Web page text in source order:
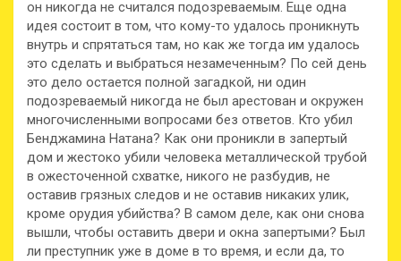
он никогда не считался подозреваемым. Еще одна
идея состоит в том, что кому-то удалось проникнуть
внутрь и спрятаться там, но как же тогда им удалось
это сделать и выбраться незамеченным? По сей день
это дело остается полной загадкой, ни один
подозреваемый никогда не был арестован и окружен
многочисленными вопросами без ответов. Кто убил
Бенджамина Натана? Как они проникли в запертый
дом и жестоко убили человека металлической трубой
в ожесточенной схватке, никого не разбудив, не
оставив грязных следов и не оставив никаких улик,
кроме орудия убийства? В самом деле, как они снова
вышли, чтобы оставить двери и окна запертыми? Был
ли преступник уже в доме в то время, и если да, то